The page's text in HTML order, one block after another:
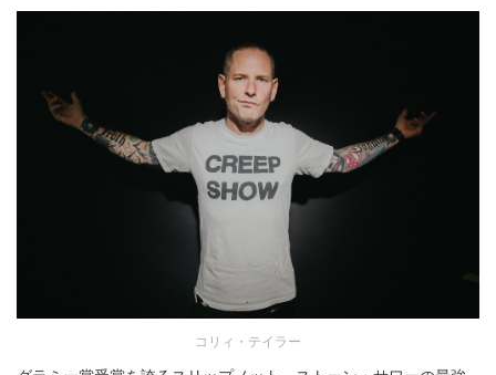
コリィ・テイラー